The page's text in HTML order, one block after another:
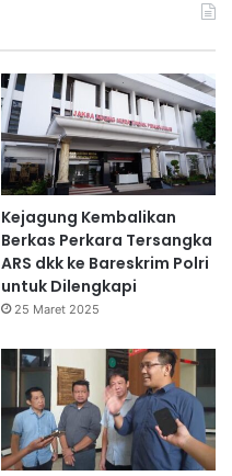
Kejagung Kembalikan
Berkas Perkara Tersangka
ARS dkk ke Bareskrim Polri
untuk Dilengkapi
25 Maret 2025